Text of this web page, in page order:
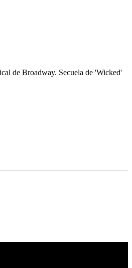
de Broadway. Secuela de 'Wicked'